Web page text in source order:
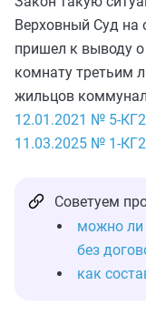
Верховный Суд на
пришел к выводу о
комнату третьим
жильцов
12.01.2021 № 5-
11.03.2025 № 1-
Советуем
можно ли
без
как